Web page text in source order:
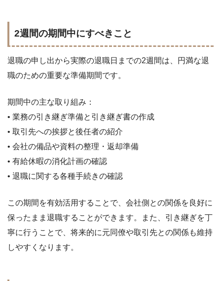
2週間の期間中にすべきこと
退職の申し出から実際の退職日までの2週間は、円満な退
職のための重要な準備期間です。
期間中の主な取り組み：
• 業務の引き継ぎ準備と引き継ぎ書の作成
• 取引先への挨拶と後任者の紹介
• 会社の備品や資料の整理・返却準備
• 有給休暇の消化計画の確認
• 退職に関する各種手続きの確認
この期間を有効活用することで、会社側との関係を良好に
保ったまま退職することができます。また、引き継ぎを丁
寧に行うことで、将来的に元同僚や取引先との関係も維持
しやすくなります。